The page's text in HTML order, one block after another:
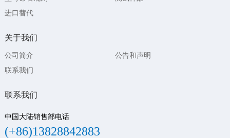
进口替代
关于我们
公司简介
公告和声明
联系我们
联系我们
中国大陆销售部电话
(+86)13828842883